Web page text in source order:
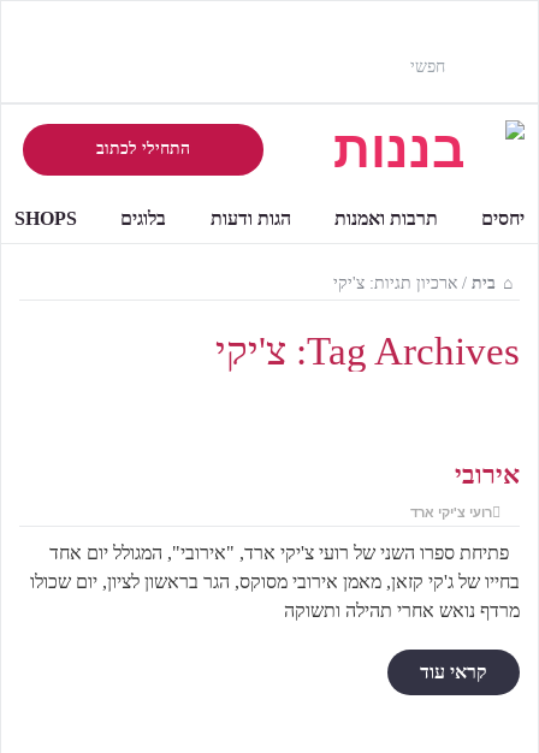
התחילי לכתוב
יחסים תרבות ואמנות הגות ודעות בלוגים SHOPS
בית / ארכיון תגיות: צ'יקי
Tag Archives: צ'יקי
אירובי
רועי צ'יקי ארד
פתיחת ספרו השני של רועי צ'יקי ארד, "אירובי", המגולל יום אחד
בחייו של ג'קי קזאן, מאמן אירובי מסוקס, הגר בראשון לציון, יום שכולו
מרדף נואש אחרי תהילה ותשוקה
קראי עוד